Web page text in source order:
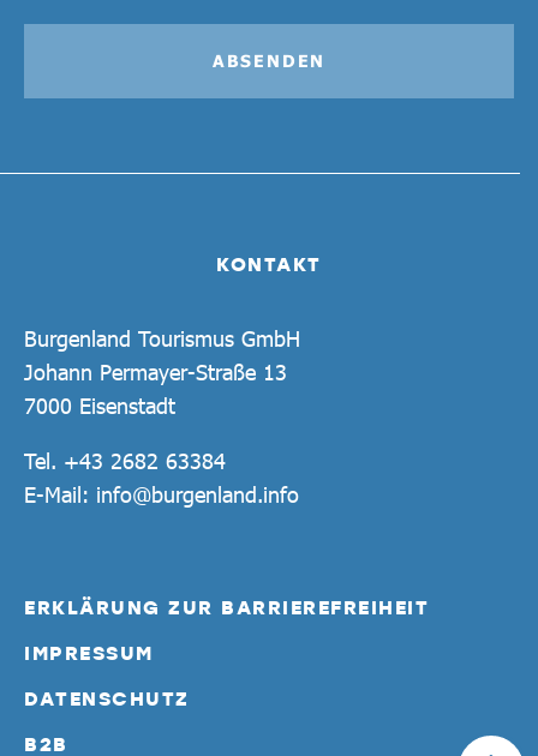
KONTAKT
Burgenland Tourismus GmbH
Johann Permayer-Straße 13
7000 Eisenstadt
Tel. +43 2682 63384
E-Mail: info@burgenland.info
ERKLÄRUNG ZUR BARRIEREFREIHEIT
IMPRESSUM
DATENSCHUTZ
B2B
ABSENDEN